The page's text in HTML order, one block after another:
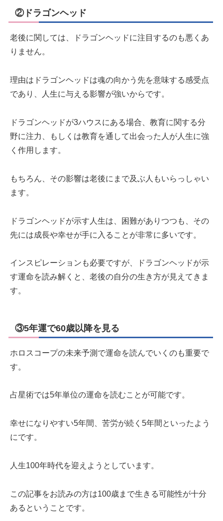
②ドラゴンヘッド
老後に関しては、ドラゴンヘッドに注目するのも悪くあ
りません。
理由はドラゴンヘッドは魂の向かう先を意味する感受点
であり、人生に与える影響が強いからです。
ドラゴンヘッドが3ハウスにある場合、教育に関する分
野に注力、もしくは教育を通して出会った人が人生に強
く作用します。
もちろん、その影響は老後にまで及ぶ人もいらっしゃい
ます。
ドラゴンヘッドが示す人生は、困難がありつつも、その
先には成長や幸せが手に入ることが非常に多いです。
インスピレーションも必要ですが、ドラゴンヘッドが示
す運命を読み解くと、老後の自分の生き方が見えてきま
す。
③5年運で60歳以降を見る
ホロスコープの未来予測で運命を読んでいくのも重要で
す。
占星術では5年単位の運命を読むことが可能です。
幸せになりやすい5年間、苦労が続く5年間といったよう
にです。
人生100年時代を迎えようとしています。
この記事をお読みの方は100歳まで生きる可能性が十分
あるということです。